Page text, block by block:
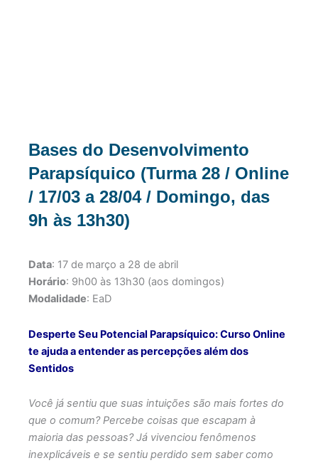
Bases do Desenvolvimento
Parapsíquico (Turma 28 / Online
/ 17/03 a 28/04 / Domingo, das
9h às 13h30)
Data: 17 de março a 28 de abril
Horário: 9h00 às 13h30 (aos domingos)
Modalidade: EaD
Desperte Seu Potencial Parapsíquico: Curso Online
te ajuda a entender as percepções além dos
Sentidos
Você já sentiu que suas intuições são mais fortes do
que o comum? Percebe coisas que escapam à
maioria das pessoas? Já vivenciou fenômenos
inexplicáveis e se sentiu perdido sem saber como